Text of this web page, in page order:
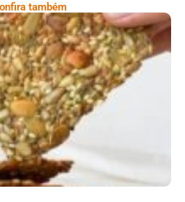
também
Cracker De Sementes